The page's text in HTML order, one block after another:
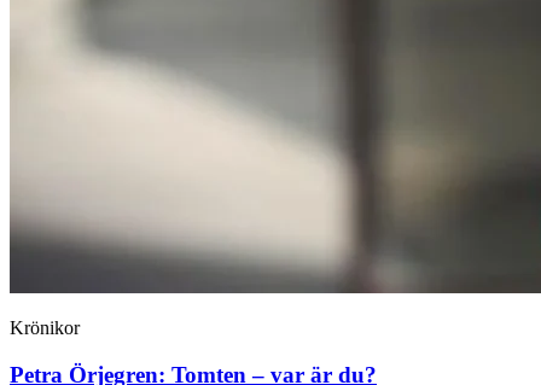
Krönikor
Petra Örjegren: Tomten – var är du?